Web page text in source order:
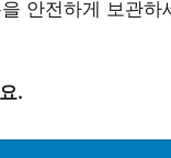
안전하게 보관하
.